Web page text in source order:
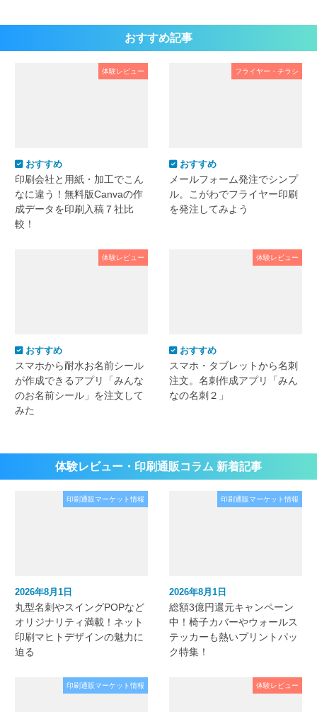
おすすめ記事
体験レビュー
おすすめ
印刷会社と用紙・加工でこん
なに違う！無料版Canvaの作
成データを印刷入稿７社比
較！
フライヤー・チラシ
おすすめ
メールフォーム発注でシンプ
ル。こがわでフライヤー印刷
を発注してみよう
体験レビュー
おすすめ
スマホから耐水お名前シール
が作成できるアプリ「みんな
のお名前シール」を注文して
みた
体験レビュー
おすすめ
スマホ・タブレットから名刺
注文。名刺作成アプリ「みん
なの名刺２」
体験レビュー・印刷通販コラム 新着記事
印刷通販マーケット情報
2026年8月1日
丸型名刺やスイングPOPなど
オリジナリティ満載！ネット
印刷マヒトデザインの魅力に
迫る
印刷通販マーケット情報
2026年8月1日
総額3億円還元キャンペーン
中！椅子カバーやウォールス
テッカーも熱いプリントパッ
ク特集！
印刷通販マーケット情報 体験レビュー